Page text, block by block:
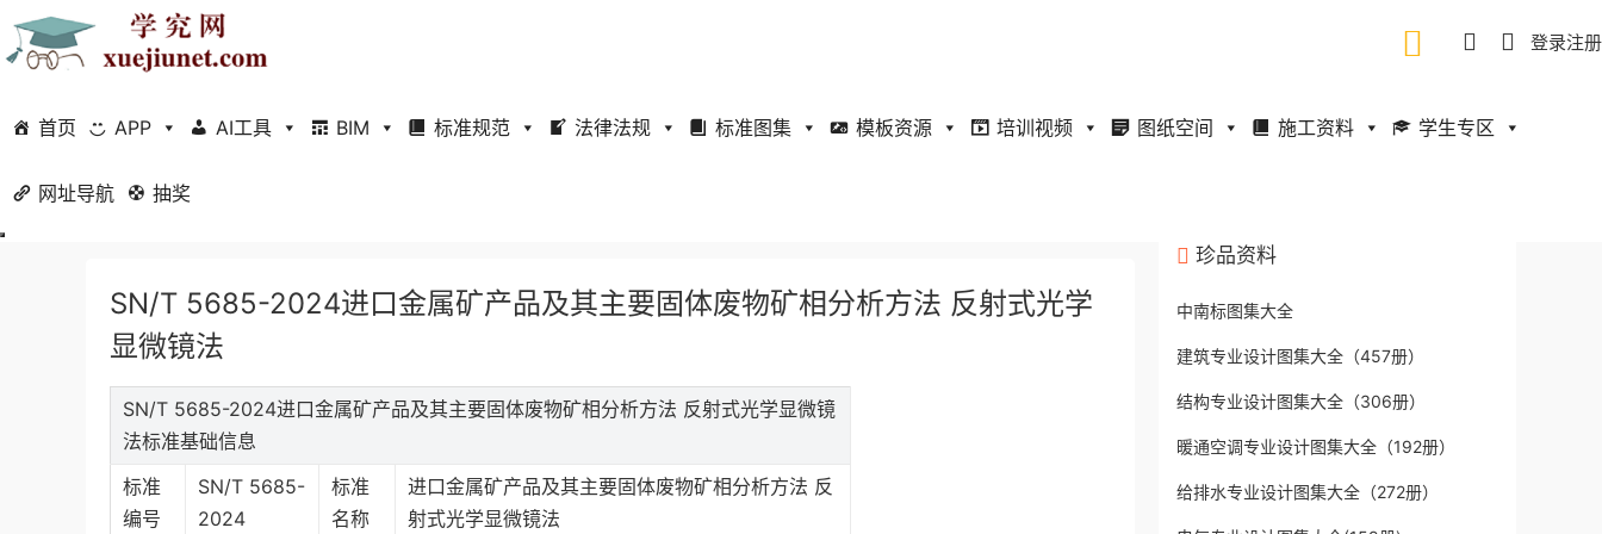
登录注册
首页 APP AI工具 BIM 标准规范 法律法规 标准图集 模板资源 培训视频 图纸空间 施工资料 学生专区
网址导航 抽奖
当前位置：首页
SN/T 5685-2024进口金属矿产品及其主要固体废物矿相分析方法 反射式光学
显微镜法
SN/T 5685-2024进口金属矿产品及其主要固体废物矿相分析方法 反射式光学显微镜
法标准基础信息
标准
编号
SN/T 5685-
2024
标准
名称
进口金属矿产品及其主要固体废物矿相分析方法 反
射式光学显微镜法
珍品资料
中南标图集大全
建筑专业设计图集大全（457册）
结构专业设计图集大全（306册）
暖通空调专业设计图集大全（192册）
给排水专业设计图集大全（272册）